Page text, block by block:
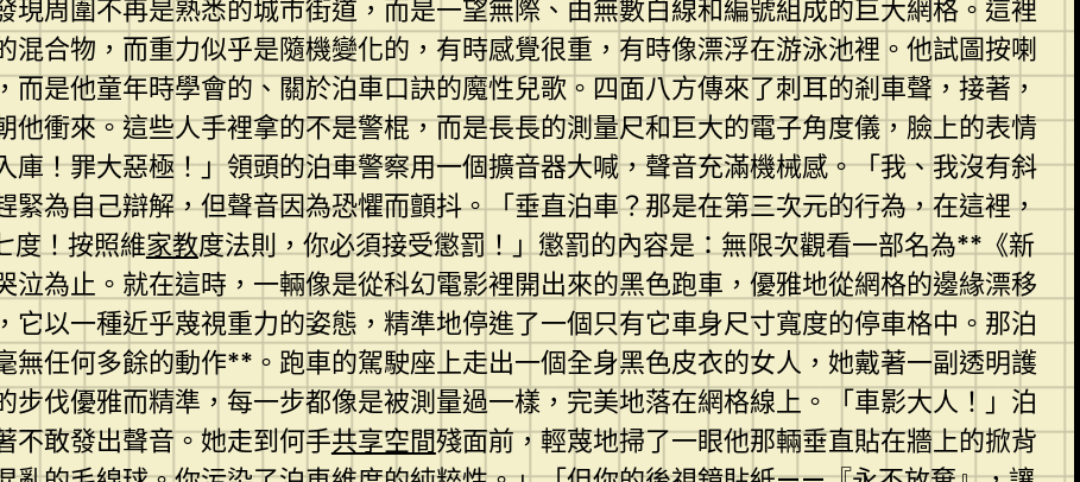
周圍不再是熟悉的城市街道，而是一望無際、由無數白線和編號組成的巨大網格。這裡
混合物，而重力似乎是隨機變化的，有時感覺很重，有時像漂浮在游泳池裡。他試圖按喇
而是他童年時學會的、關於泊車口訣的魔性兒歌。四面八方傳來了刺耳的剎車聲，接著，
衝來。這些人手裡拿的不是警棍，而是長長的測量尺和巨大的電子角度儀，臉上的表情
！罪大惡極！」領頭的泊車警察用一個擴音器大喊，聲音充滿機械感。「我、我沒有斜
為自己辯解，但聲音因為恐懼而顫抖。「垂直泊車？那是在第三次元的行為，在這裡，
度！按照維家教度法則，你必須接受懲罰！」懲罰的內容是：無限次觀看一部名為**《新
為止。就在這時，一輛像是從科幻電影裡開出來的黑色跑車，優雅地從網格的邊緣漂移
以一種近乎蔑視重力的姿態，精準地停進了一個只有它車身尺寸寬度的停車格中。那泊
無任何多餘的動作**。跑車的駕駛座上走出一個全身黑色皮衣的女人，她戴著一副透明護
步伐優雅而精準，每一步都像是被測量過一樣，完美地落在網格線上。「車影大人！」泊
不敢發出聲音。她走到何手共享空間殘面前，輕蔑地掃了一眼他那輛垂直貼在牆上的掀背